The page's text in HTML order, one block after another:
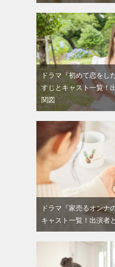
ドラマ『初めて恋をし
すじとキャスト一覧！
関図
ドラマ『家売るオンナ
キャスト一覧！出演者